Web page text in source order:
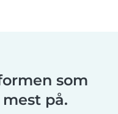
som
på.